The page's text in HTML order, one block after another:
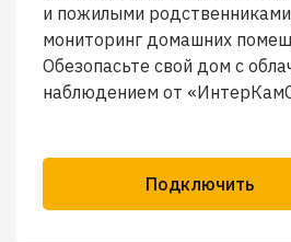
и пожилыми
мониторинг домашних
Обезопасьте свой дом с
наблюдением от
Подключить